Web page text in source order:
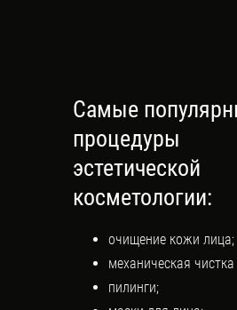
Самые
процедуры
эстетической
косметологии:
очищение кожи лица;
механическая
пилинги;